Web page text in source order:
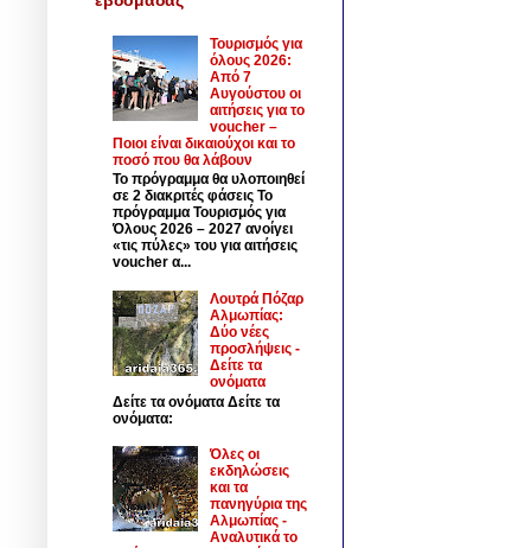
Τουρισμός για
όλους 2026:
Από 7
Αυγούστου οι
αιτήσεις για το
voucher –
Ποιοι είναι δικαιούχοι και το
ποσό που θα λάβουν
Το πρόγραμμα θα υλοποιηθεί
σε 2 διακριτές φάσεις Το
πρόγραμμα Τουρισμός για
Όλους 2026 – 2027 ανοίγει
«τις πύλες» του για αιτήσεις
voucher α...
Λουτρά Πόζαρ
Αλμωπίας:
Δύο νέες
προσλήψεις -
Δείτε τα
ονόματα
Δείτε τα ονόματα Δείτε τα
ονόματα:
Όλες οι
εκδηλώσεις
και τα
πανηγύρια της
Αλμωπίας -
Αναλυτικά το